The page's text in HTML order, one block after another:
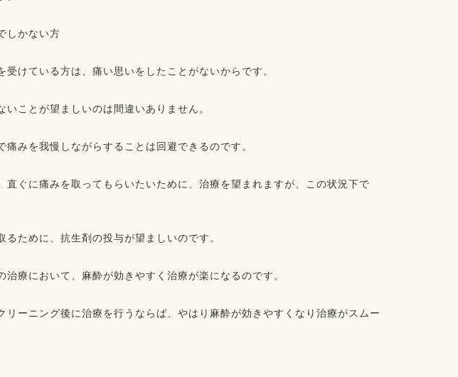
しかない方
けている方は、痛い思いをしたことがないからです。
ことが望ましいのは間違いありません。
みを我慢しながらすることは回避できるのです。
ぐに痛みを取ってもらいたいために、治療を望まれますが、この状況下で
ために、抗生剤の投与が望ましいのです。
療において、麻酔が効きやすく治療が楽になるのです。
リーニング後に治療を行うならば、やはり麻酔が効きやすくなり治療がスムー